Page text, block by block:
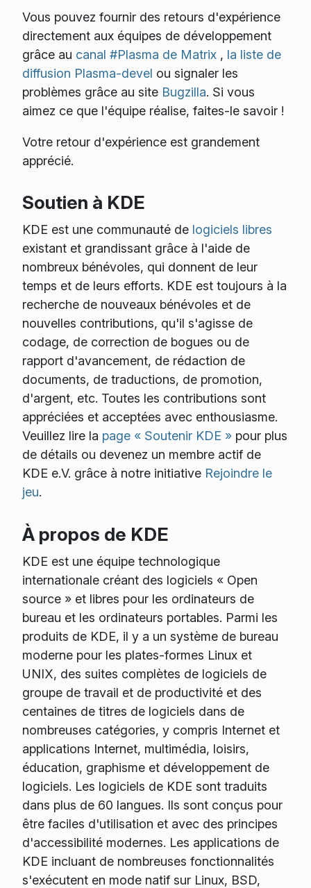
Vous pouvez fournir des retours d'expérience
directement aux équipes de développement
grâce au canal #Plasma de Matrix , la liste de
diffusion Plasma-devel ou signaler les
problèmes grâce au site Bugzilla. Si vous
aimez ce que l'équipe réalise, faites-le savoir !
Votre retour d'expérience est grandement
apprécié.
Soutien à KDE
KDE est une communauté de logiciels libres
existant et grandissant grâce à l'aide de
nombreux bénévoles, qui donnent de leur
temps et de leurs efforts. KDE est toujours à la
recherche de nouveaux bénévoles et de
nouvelles contributions, qu'il s'agisse de
codage, de correction de bogues ou de
rapport d'avancement, de rédaction de
documents, de traductions, de promotion,
d'argent, etc. Toutes les contributions sont
appréciées et acceptées avec enthousiasme.
Veuillez lire la page « Soutenir KDE »pour plus
de détails ou devenez un membre actif de
KDE e.V. grâce à notre initiative Rejoindre le
jeu.
À propos de KDE
KDE est une équipe technologique
internationale créant des logiciels « Open
source » et libres pour les ordinateurs de
bureau et les ordinateurs portables. Parmi les
produits de KDE, il y a un système de bureau
moderne pour les plates-formes Linux et
UNIX, des suites complètes de logiciels de
groupe de travail et de productivité et des
centaines de titres de logiciels dans de
nombreuses catégories, y compris Internet et
applications Internet, multimédia, loisirs,
éducation, graphisme et développement de
logiciels. Les logiciels de KDE sont traduits
dans plus de 60 langues. Ils sont conçus pour
être faciles d'utilisation et avec des principes
d'accessibilité modernes. Les applications de
KDE incluant de nombreuses fonctionnalités
s'exécutent en mode natif sur Linux, BSD,